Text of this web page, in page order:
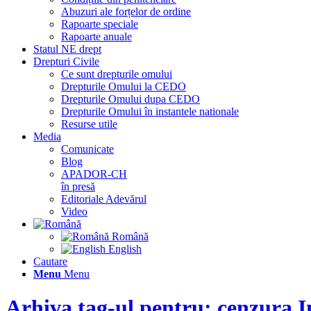
Abuzuri ale forțelor de ordine
Rapoarte speciale
Rapoarte anuale
Statul NE drept
Drepturi Civile
Ce sunt drepturile omului
Drepturile Omului la CEDO
Drepturile Omului dupa CEDO
Drepturile Omului în instantele nationale
Resurse utile
Media
Comunicate
Blog
APADOR-CH
în presă
Editoriale Adevărul
Video
Română
English
Cautare
Menu Menu